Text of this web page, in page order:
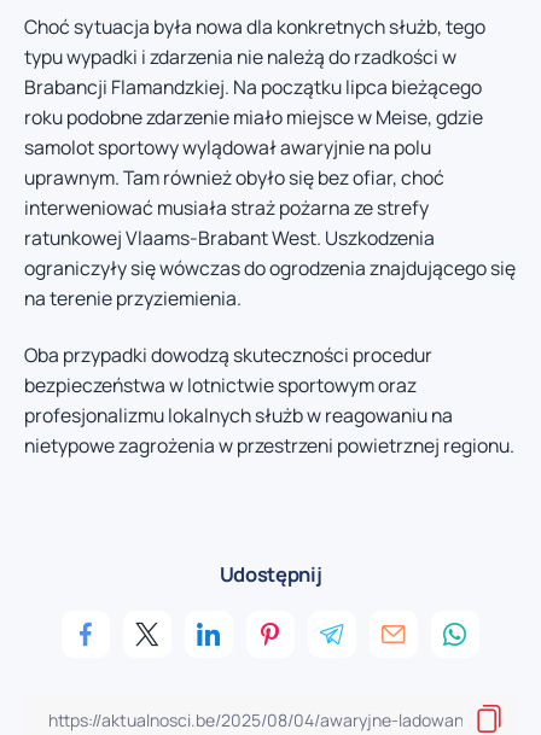
Choć sytuacja była nowa dla konkretnych służb, tego
typu wypadki i zdarzenia nie należą do rzadkości w
Brabancji Flamandzkiej. Na początku lipca bieżącego
roku podobne zdarzenie miało miejsce w Meise, gdzie
samolot sportowy wylądował awaryjnie na polu
uprawnym. Tam również obyło się bez ofiar, choć
interweniować musiała straż pożarna ze strefy
ratunkowej Vlaams-Brabant West. Uszkodzenia
ograniczyły się wówczas do ogrodzenia znajdującego się
na terenie przyziemienia.
Oba przypadki dowodzą skuteczności procedur
bezpieczeństwa w lotnictwie sportowym oraz
profesjonalizmu lokalnych służb w reagowaniu na
nietypowe zagrożenia w przestrzeni powietrznej regionu.
Udostępnij